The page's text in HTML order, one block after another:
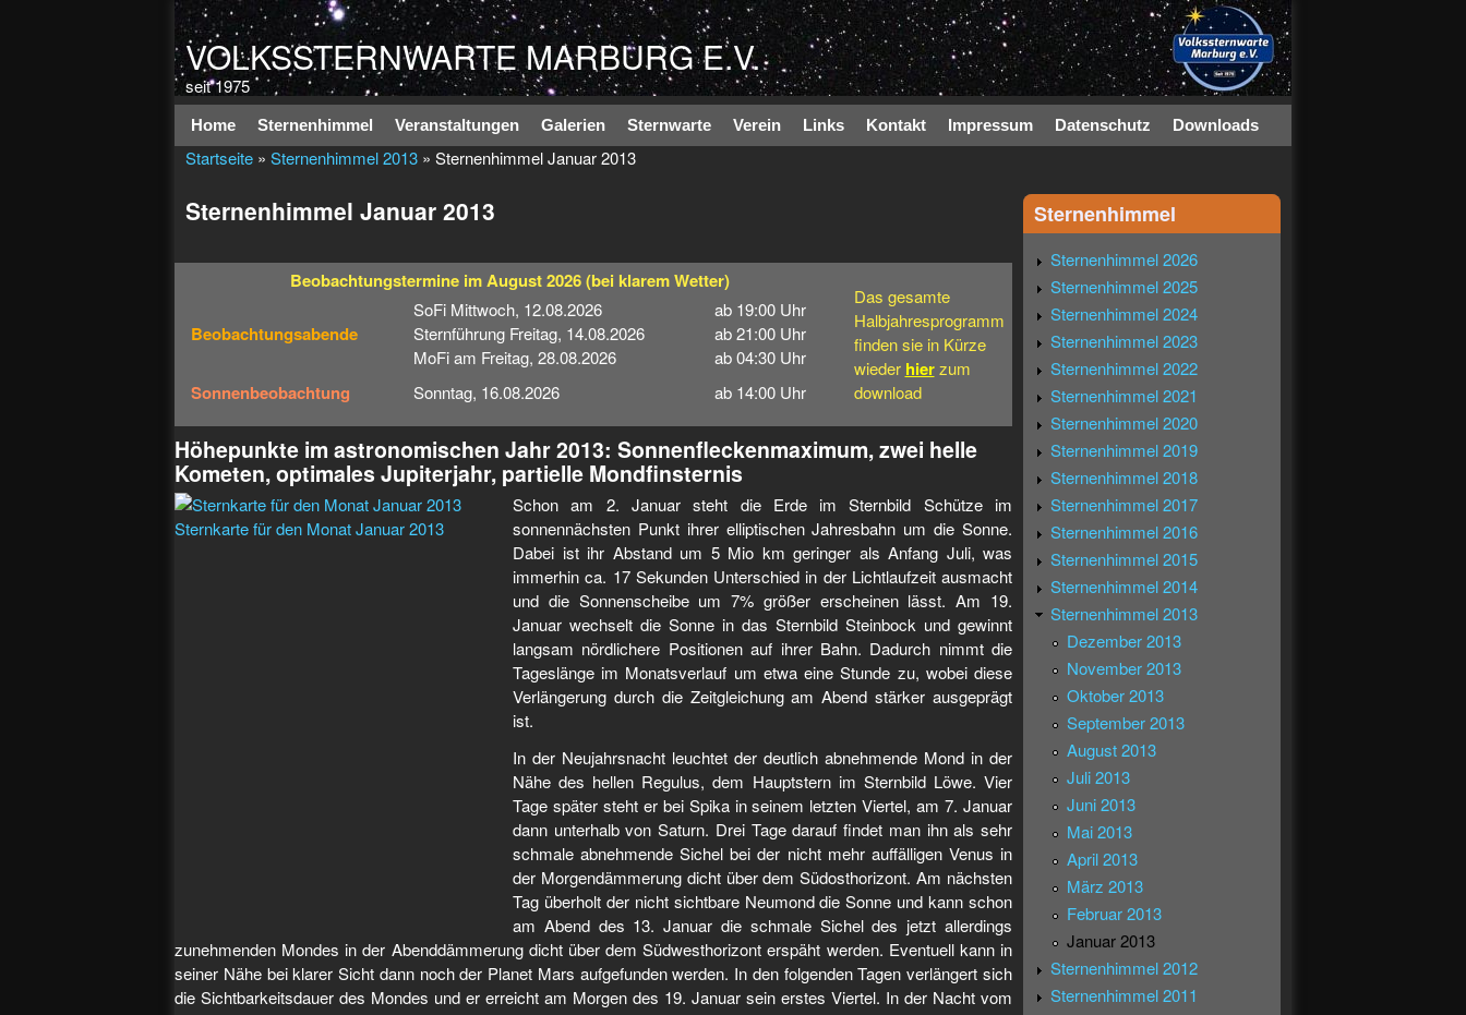
Direkt zum Inhalt
VOLKSSTERNWARTE MARBURG E.V.
seit 1975
Hauptmenü
Home Sternenhimmel Veranstaltungen Galerien Sternwarte Verein Links Kontakt Impressum Datenschutz Downloads
Startseite » Sternenhimmel 2013 » Sternenhimmel Januar 2013
Sternenhimmel Januar 2013
Beobachtungstermine im August 2026(bei klarem Wetter)
Beobachtungsabende
SoFi Mittwoch, 12.08.2026
Sternführung Freitag, 14.08.2026
MoFi am Freitag, 28.08.2026
ab 19:00 Uhr
ab 21:00 Uhr
ab 04:30 Uhr
Sonnenbeobachtung Sonntag, 16.08.2026 ab 14:00 Uhr
Das gesamte
Halbjahresprogramm
finden sie in Kürze
wieder hierzum
download
Höhepunkte im astronomischen Jahr 2013: Sonnenfleckenmaximum, zwei helle
Kometen, optimales Jupiterjahr, partielle Mondfinsternis
Sternkarte für den Monat Januar 2013
Schon am 2. Januar steht die Erde im Sternbild Schütze im
sonnennächsten Punkt ihrer elliptischen Jahresbahn um die Sonne.
Dabei ist ihr Abstand um 5 Mio km geringer als Anfang Juli, was
immerhin ca. 17 Sekunden Unterschied in der Lichtlaufzeit ausmacht
und die Sonnenscheibe um 7% größer erscheinen lässt. Am 19.
Januar wechselt die Sonne in das Sternbild Steinbock und gewinnt
langsam nördlichere Positionen auf ihrer Bahn. Dadurch nimmt die
Tageslänge im Monatsverlauf um etwa eine Stunde zu, wobei diese
Verlängerung durch die Zeitgleichung am Abend stärker ausgeprägt
ist.
In der Neujahrsnacht leuchtet der deutlich abnehmende Mond in der
Nähe des hellen Regulus, dem Hauptstern im Sternbild Löwe. Vier
Tage später steht er bei Spika in seinem letzten Viertel, am 7. Januar
dann unterhalb von Saturn. Drei Tage darauf findet man ihn als sehr
schmale abnehmende Sichel bei der nicht mehr auffälligen Venus in
der Morgendämmerung dicht über dem Südosthorizont. Am nächsten
Tag überholt der nicht sichtbare Neumond die Sonne und kann schon
am Abend des 13. Januar die schmale Sichel des jetzt allerdings
zunehmenden Mondes in der Abenddämmerung dicht über dem Südwesthorizont erspäht werden. Eventuell kann in
seiner Nähe bei klarer Sicht dann noch der Planet Mars aufgefunden werden. In den folgenden Tagen verlängert sich
die Sichtbarkeitsdauer des Mondes und er erreicht am Morgen des 19. Januar sein erstes Viertel. In der Nacht vom
Sternenhimmel
Sternenhimmel 2026
Sternenhimmel 2025
Sternenhimmel 2024
Sternenhimmel 2023
Sternenhimmel 2022
Sternenhimmel 2021
Sternenhimmel 2020
Sternenhimmel 2019
Sternenhimmel 2018
Sternenhimmel 2017
Sternenhimmel 2016
Sternenhimmel 2015
Sternenhimmel 2014
Sternenhimmel 2013
Dezember 2013
November 2013
Oktober 2013
September 2013
August 2013
Juli 2013
Juni 2013
Mai 2013
April 2013
März 2013
Februar 2013
Januar 2013
Sternenhimmel 2012
Sternenhimmel 2011